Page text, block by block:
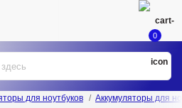
0
для ноутбуков Аккумуляторы для